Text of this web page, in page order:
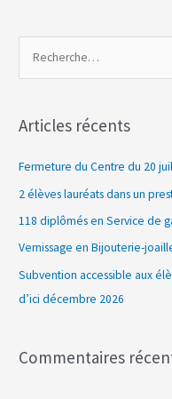
h
h
e
r
Articles récents
Fermeture du Centre du 20
2 élèves lauréats dans un
118 diplômés en Service de
Vernissage en Bijouterie-
Subvention accessible aux
d’ici décembre 2026
Commentaires